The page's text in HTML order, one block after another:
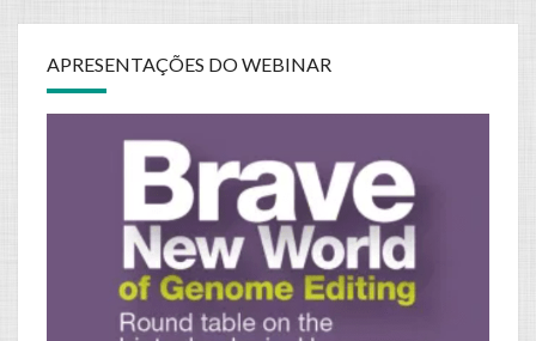
APRESENTAÇÕES DO WEBINAR